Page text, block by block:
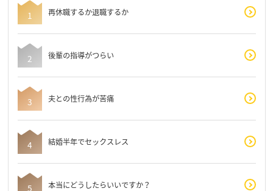
再休職するか退職するか
後輩の指導がつらい
夫との性行為が苦痛
結婚半年でセックスレス
本当にどうしたらいいですか？